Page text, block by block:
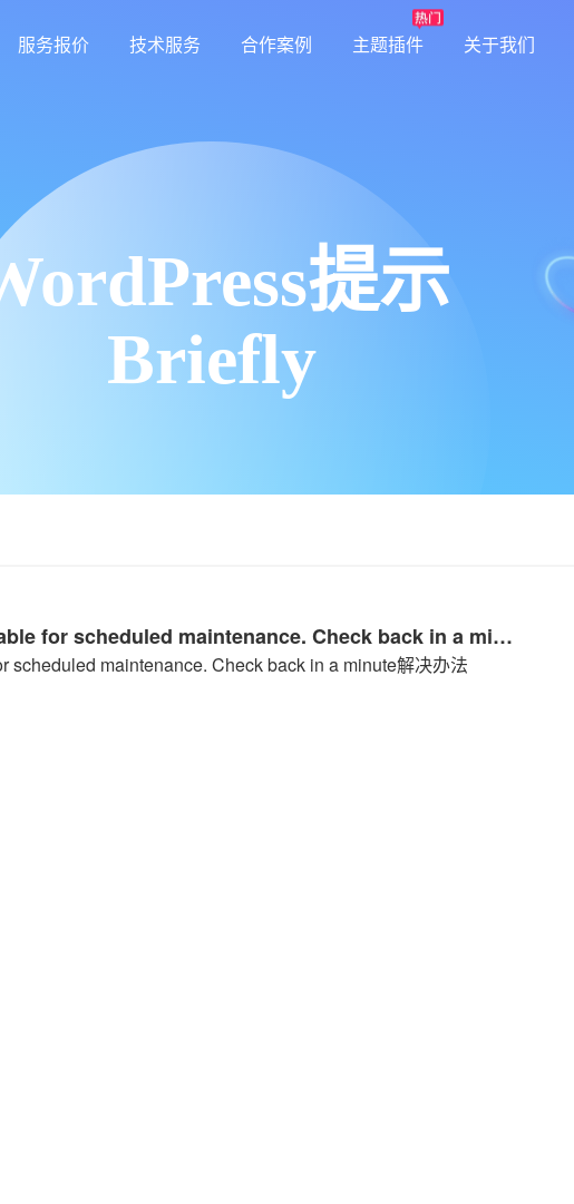
服务报价 技术服务 合作案例 主题插件 关于我们
提示
Briefly
WordPress提示Briefly unavailable for scheduled maintenance. Check back in a minute解决办法
scheduled maintenance. Check back in a minute解决办法